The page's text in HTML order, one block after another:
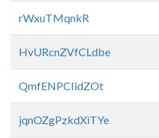
rWxuTMqnkR
HvURcnZVfCLdbe
QmfENPCIidZOt
jqnOZgPzkdXiTYe